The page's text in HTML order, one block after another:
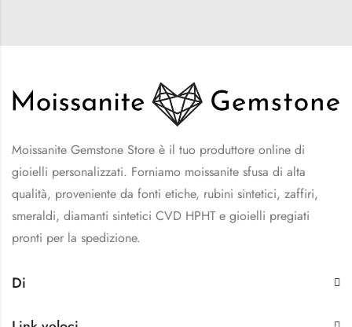
Moissanite Gemstone Store è il tuo produttore online di
gioielli personalizzati. Forniamo moissanite sfusa di alta
qualità, proveniente da fonti etiche, rubini sintetici, zaffiri,
smeraldi, diamanti sintetici CVD HPHT e gioielli pregiati
pronti per la spedizione.
Di